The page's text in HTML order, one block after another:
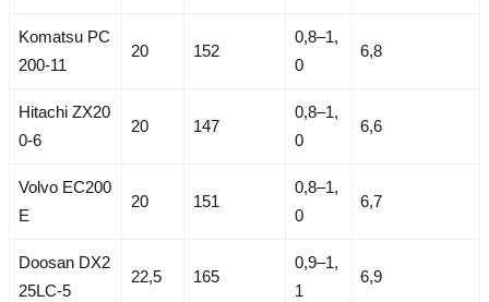
Komatsu PC
200-11
20 152
0,8–1,
0
6,8
Hitachi ZX20
0-6
20 147
0,8–1,
0
6,6
Volvo EC200
E
20 151
0,8–1,
0
6,7
Doosan DX2
25LC-5
22,5 165
0,9–1,
1
6,9